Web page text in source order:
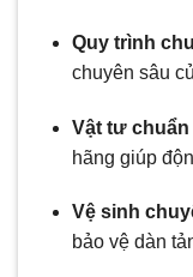
Quy trình
chuyên sâu
Vật tư chuẩn
hãng giúp
Vệ sinh
bảo vệ dàn